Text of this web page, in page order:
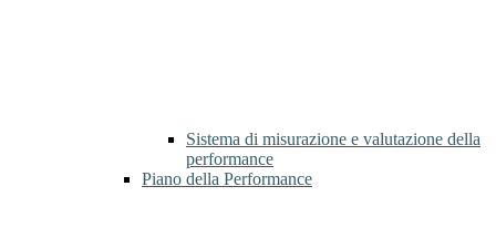
Sistema di misurazione e valutazione della
performance
Piano della Performance